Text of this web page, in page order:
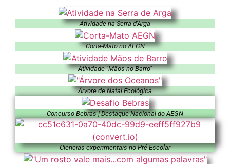
Atividade na Serra d'Arga
Corta-Mato no AEGN
Atividade "Mãos no Barro"
Árvore de Natal Ecológica
Concurso Bebras | Destaque Nacional do AEGN
Ciencias experimentais no Pré-Escolar